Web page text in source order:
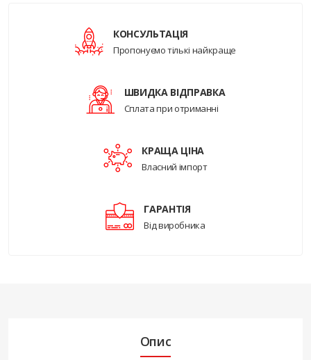
КОНСУЛЬТАЦІЯ
Пропонуємо тількі найкраще
ШВИДКА ВІДПРАВКА
Сплата при отриманні
КРАЩА ЦІНА
Власний імпорт
ГАРАНТІЯ
Від виробника
Опис